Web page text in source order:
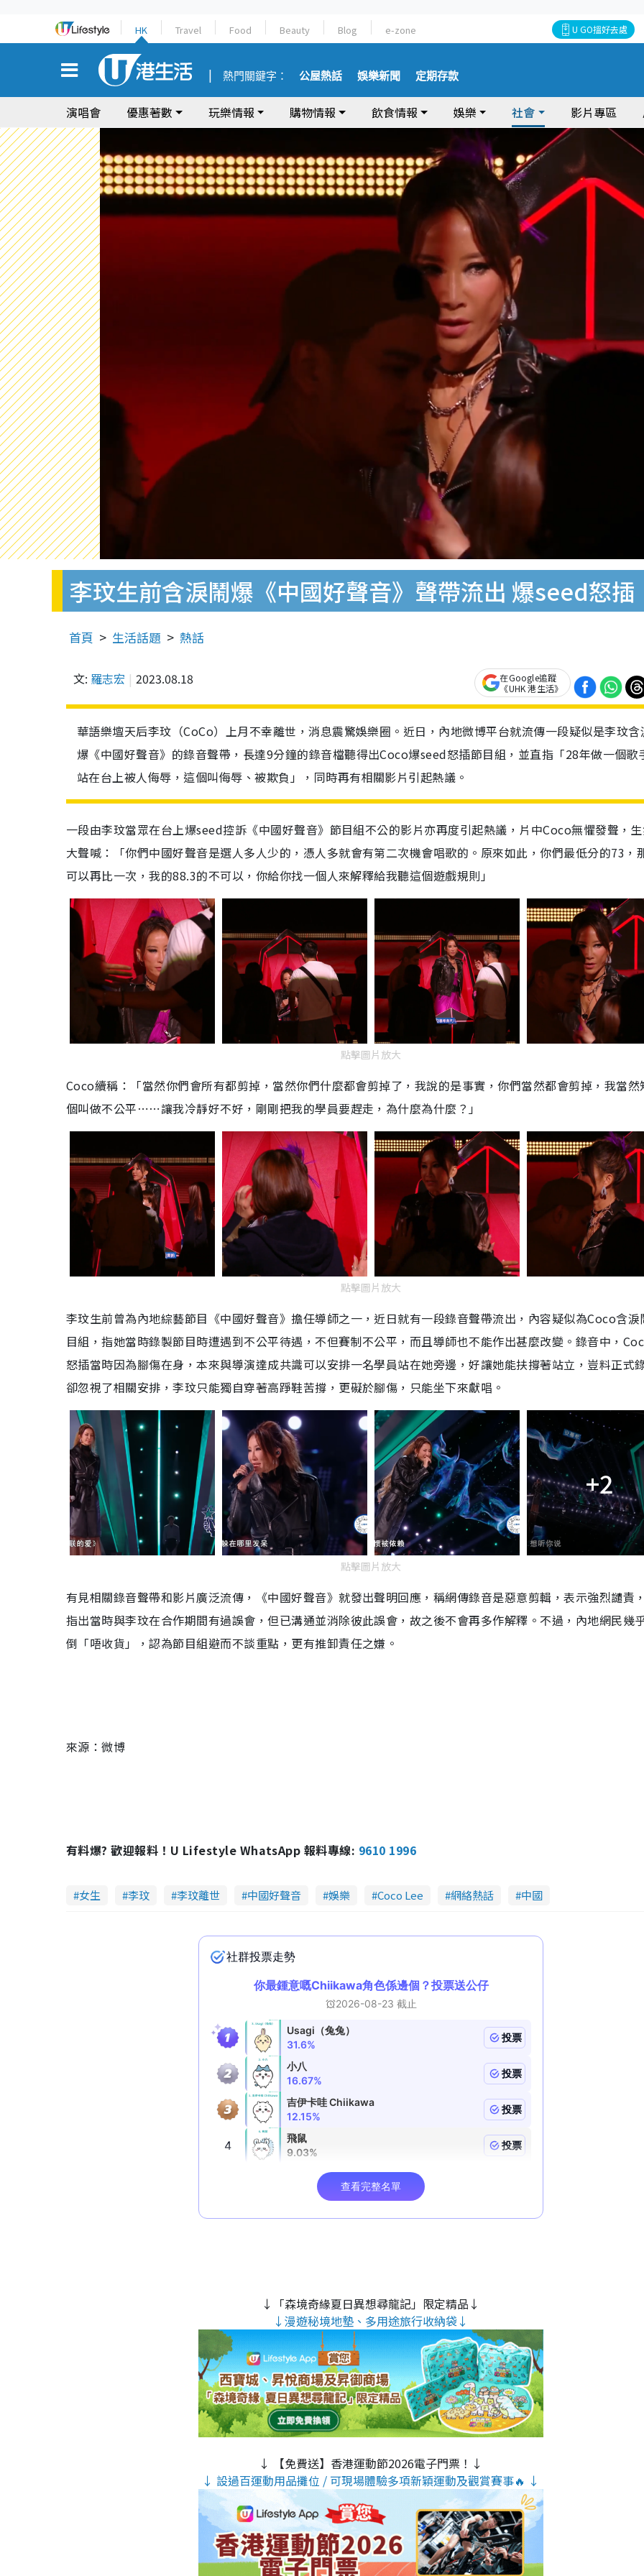
HK Travel Food Beauty Blog e-zone U GO搵好去處
熱門關鍵字： 公屋熱話 娛樂新聞 定期存款
演唱會 優惠著數 玩樂情報 購物情報 飲食情報 娛樂 社會 影片專區
李玟生前含淚鬧爆《中國好聲音》聲帶流出 爆seed怒
首頁 生活話題 熱話
文: 羅志宏 2023.08.18
在Google追蹤
《UHK 港生活》
華語樂壇天后李玟（CoCo）上月不幸離世，消息震驚娛樂圈。近日，內地微博平台就流傳一段疑似是李玟含
爆《中國好聲音》的錄音聲帶，長達9分鐘的錄音檔聽得出Coco爆seed怒插節目組，並直指「28年做一個歌
站在台上被人侮辱，這個叫侮辱、被欺負」，同時再有相關影片引起熱議。
一段由李玟當眾在台上爆seed控訴《中國好聲音》節目組不公的影片亦再度引起熱議，片中Coco無懼發聲，
大聲喊：「你們中國好聲音是選人多人少的，憑人多就會有第二次機會唱歌的。原來如此，你們最低分的73，
可以再比一次，我的88.3的不可以，你給你找一個人來解釋給我聽這個遊戲規則」
點擊圖片放大
Coco續稱：「當然你們會所有都剪掉，當然你們什麼都會剪掉了，我說的是事實，你們當然都會剪掉，我當然
個叫做不公平⋯⋯讓我冷靜好不好，剛剛把我的學員要趕走，為什麼為什麼？」
點擊圖片放大
李玟生前曾為內地綜藝節目《中國好聲音》擔任導師之一，近日就有一段錄音聲帶流出，內容疑似為Coco含淚
目組，指她當時錄製節目時遭遇到不公平待遇，不但賽制不公平，而且導師也不能作出甚麼改變。錄音中，
怒插當時因為腳傷在身，本來與導演達成共識可以安排一名學員站在她旁邊，好讓她能扶撐著站立，豈料正式
卻忽視了相關安排，李玟只能獨自穿著高踭鞋苦撐，更礙於腳傷，只能坐下來獻唱。
+2
點擊圖片放大
有見相關錄音聲帶和影片廣泛流傳，《中國好聲音》就發出聲明回應，稱網傳錄音是惡意剪輯，表示強烈譴責
指出當時與李玟在合作期間有過誤會，但已溝通並消除彼此誤會，故之後不會再多作解釋。不過，內地網民幾
倒「唔收貨」，認為節目組避而不談重點，更有推卸責任之嫌。
來源：微博
有料爆? 歡迎報料！U Lifestyle WhatsApp 報料專線: 9610 1996
女生 李玟 李玟離世 中國好聲音 娛樂 Coco Lee 網絡熱話 中國
↓「森境奇緣夏日異想尋龍記」限定精品↓
↓漫遊秘境地墊、多用途旅行收納袋↓
↓ 【免費送】香港運動節2026電子門票！↓
↓ 設過百運動用品攤位 / 可現場體驗多項新穎運動及觀賞賽事🔥 ↓